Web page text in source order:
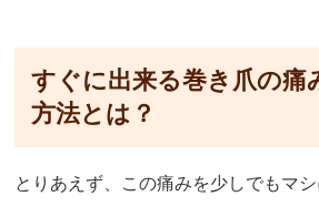
すぐに出来る巻き爪の痛
方法とは？
とりあえず、この痛みを少しでもマシ